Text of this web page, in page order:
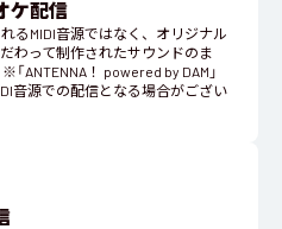
ケ配信
るMIDI音源ではなく、オリジナル
わって制作されたサウンドのま
ANTENNA！ powered by DAM」
音源での配信となる場合がござい